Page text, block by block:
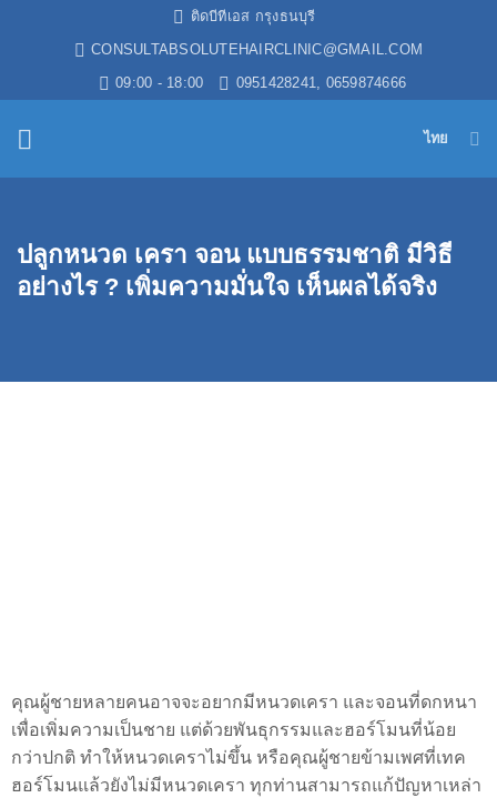
เนื้อหา
ติดบีทีเอส กรุงธนบุรี
CONSULTABSOLUTEHAIRCLINIC@GMAIL.COM
09:00 - 18:00
0951428241, 0659874666
ไทย
ปลูกหนวด เครา จอน แบบธรรมชาติ มีวิธี
อย่างไร ? เพิ่มความมั่นใจ เห็นผลได้จริง
คุณผู้ชายหลายคนอาจจะอยากมีหนวดเครา และจอนที่ดกหนา
เพื่อเพิ่มความเป็นชาย แต่ด้วยพันธุกรรมและฮอร์โมนที่น้อย
กว่าปกติ ทำให้หนวดเคราไม่ขึ้น หรือคุณผู้ชายข้ามเพศที่เทค
ฮอร์โมนแล้วยังไม่มีหนวดเครา ทุกท่านสามารถแก้ปัญหาเหล่า